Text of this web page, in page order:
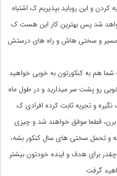
و این روباید بپذیریم ک اشتباه
خواهد شد پس بهترین کار این هست ک
مسیر و سختی هاش و راه های درستش
هم به کنکورتون به خوبی خواهید
رو پشت سر میذارید و در طول ماه
و تجربه ثابت کرده افرادی ک
قطعا موفق خواهند شد و چیزی
و تحمل سختی های سال کنکور بشه،
برای هدف و اینده خودتون بیشتر
گرفت